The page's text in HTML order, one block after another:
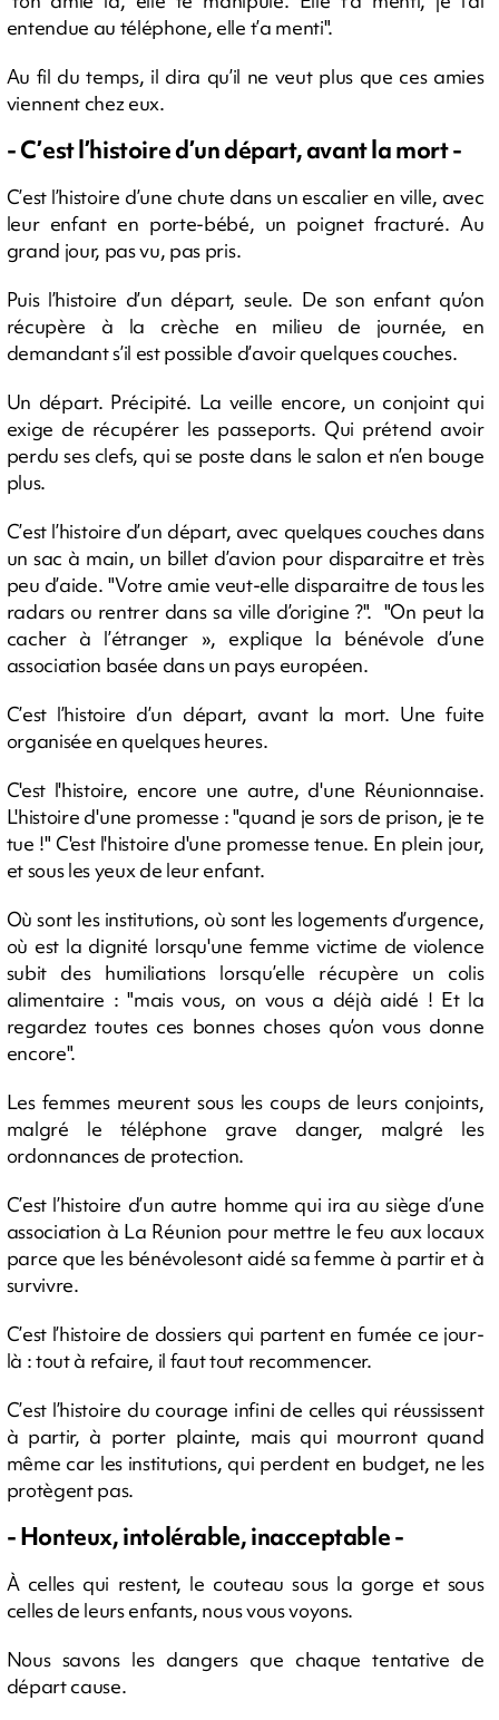
entendue au téléphone, elle t’a menti".
Au fil du temps, il dira qu’il ne veut plus que ces amies
viennent chez eux.
- C’est l’histoire d’un départ, avant la mort -
C’est l’histoire d’une chute dans un escalier en ville, avec
leur enfant en porte-bébé, un poignet fracturé. Au
grand jour, pas vu, pas pris.
Puis l’histoire d’un départ, seule. De son enfant qu’on
récupère à la crèche en milieu de journée, en
demandant s’il est possible d’avoir quelques couches.
Un départ. Précipité. La veille encore, un conjoint qui
exige de récupérer les passeports. Qui prétend avoir
perdu ses clefs, qui se poste dans le salon et n’en bouge
plus.
C’est l’histoire d’un départ, avec quelques couches dans
un sac à main, un billet d’avion pour disparaitre et très
peu d’aide. "Votre amie veut-elle disparaitre de tous les
radars ou rentrer dans sa ville d’origine ?". "On peut la
cacher à l’étranger », explique la bénévole d’une
association basée dans un pays européen.
C’est l’histoire d’un départ, avant la mort. Une fuite
organisée en quelques heures.
C'est l'histoire, encore une autre, d'une Réunionnaise.
L'histoire d'une promesse : "quand je sors de prison, je te
tue !" C'est l'histoire d'une promesse tenue. En plein jour,
et sous les yeux de leur enfant.
Où sont les institutions, où sont les logements d’urgence,
où est la dignité lorsqu'une femme victime de violence
subit des humiliations lorsqu’elle récupère un colis
alimentaire : "mais vous, on vous a déjà aidé ! Et la
regardez toutes ces bonnes choses qu’on vous donne
encore".
Les femmes meurent sous les coups de leurs conjoints,
malgré le téléphone grave danger, malgré les
ordonnances de protection.
C’est l’histoire d’un autre homme qui ira au siège d’une
association à La Réunion pour mettre le feu aux locaux
parce que les bénévolesont aidé sa femme à partir et à
survivre.
C’est l’histoire de dossiers qui partent en fumée ce jour-
là : tout à refaire, il faut tout recommencer.
C’est l’histoire du courage infini de celles qui réussissent
à partir, à porter plainte, mais qui mourront quand
même car les institutions, qui perdent en budget, ne les
protègent pas.
- Honteux, intolérable, inacceptable -
À celles qui restent, le couteau sous la gorge et sous
celles de leurs enfants, nous vous voyons.
Nous savons les dangers que chaque tentative de
départ cause.